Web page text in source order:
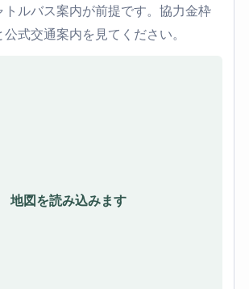
ルバス案内が前提です。協力金枠
式交通案内を見てください。
地図を読み込みます